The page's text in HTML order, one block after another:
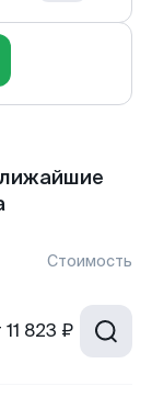
Стоимость
11 823 ₽